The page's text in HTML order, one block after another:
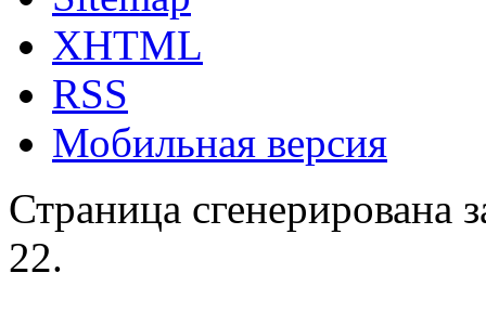
XHTML
RSS
Мобильная версия
Страница сгенерирована
22.